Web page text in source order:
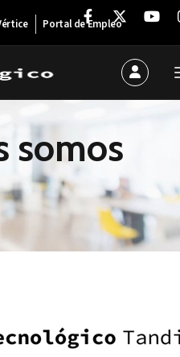
Portal de Empleo
somos